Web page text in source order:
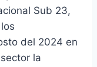
Sub 23,
del 2024 en
la